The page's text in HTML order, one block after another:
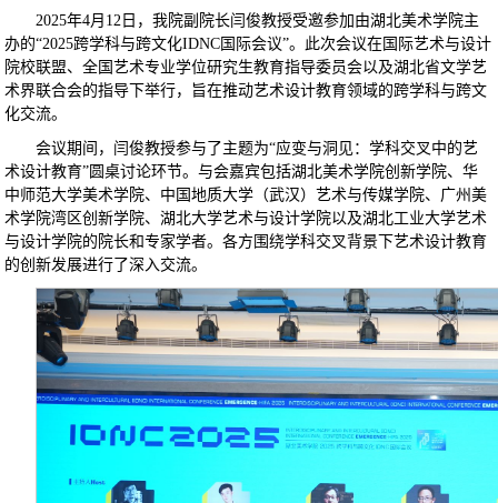
2025年4月12日，我院副院长闫俊教授受邀参加由湖北美术学院主
办的“2025跨学科与跨文化IDNC国际会议”。此次会议在国际艺术与设计
院校联盟、全国艺术专业学位研究生教育指导委员会以及湖北省文学艺
术界联合会的指导下举行，旨在推动艺术设计教育领域的跨学科与跨文
化交流。
会议期间，闫俊教授参与了主题为“应变与洞见：学科交叉中的艺
术设计教育”圆桌讨论环节。与会嘉宾包括湖北美术学院创新学院、华
中师范大学美术学院、中国地质大学（武汉）艺术与传媒学院、广州美
术学院湾区创新学院、湖北大学艺术与设计学院以及湖北工业大学艺术
与设计学院的院长和专家学者。各方围绕学科交叉背景下艺术设计教育
的创新发展进行了深入交流。